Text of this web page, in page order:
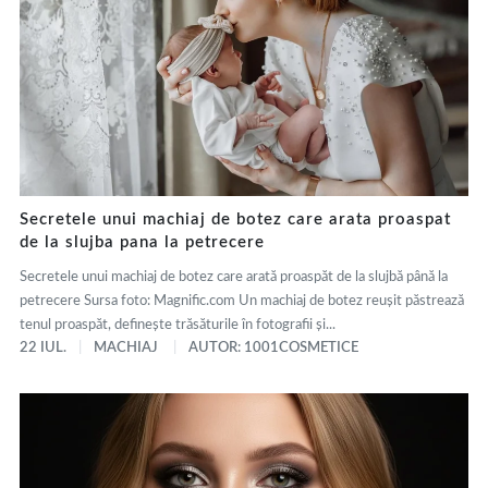
Secretele unui machiaj de botez care arata proaspat
de la slujba pana la petrecere
Secretele unui machiaj de botez care arată proaspăt de la slujbă până la
petrecere Sursa foto: Magnific.com Un machiaj de botez reușit păstrează
tenul proaspăt, definește trăsăturile în fotografii și...
22 IUL.
MACHIAJ AUTOR: 1001COSMETICE